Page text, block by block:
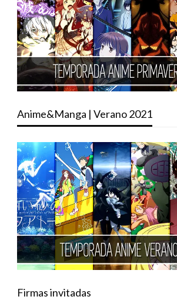
Anime&Manga | Verano 2021
Firmas invitadas